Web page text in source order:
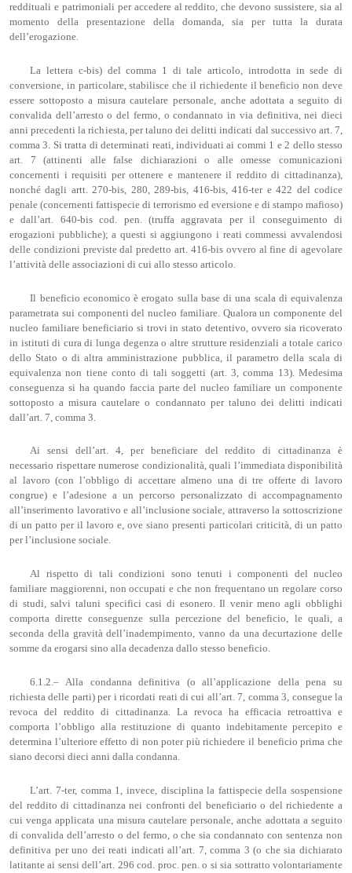
reddituali e patrimoniali per accedere al reddito, che devono sussistere, sia al
momento della presentazione della domanda, sia per tutta la durata
dell’erogazione.
La lettera c-bis) del comma 1 di tale articolo, introdotta in sede di
conversione, in particolare, stabilisce che il richiedente il beneficio non deve
essere sottoposto a misura cautelare personale, anche adottata a seguito di
convalida dell’arresto o del fermo, o condannato in via definitiva, nei dieci
anni precedenti la richiesta, per taluno dei delitti indicati dal successivo art. 7,
comma 3. Si tratta di determinati reati, individuati ai commi 1 e 2 dello stesso
art. 7 (attinenti alle false dichiarazioni o alle omesse comunicazioni
concernenti i requisiti per ottenere e mantenere il reddito di cittadinanza),
nonché dagli artt. 270-bis, 280, 289-bis, 416-bis, 416-ter e 422 del codice
penale (concernenti fattispecie di terrorismo ed eversione e di stampo mafioso)
e dall’art. 640-bis cod. pen. (truffa aggravata per il conseguimento di
erogazioni pubbliche); a questi si aggiungono i reati commessi avvalendosi
delle condizioni previste dal predetto art. 416-bis ovvero al fine di agevolare
l’attività delle associazioni di cui allo stesso articolo.
Il beneficio economico è erogato sulla base di una scala di equivalenza
parametrata sui componenti del nucleo familiare. Qualora un componente del
nucleo familiare beneficiario si trovi in stato detentivo, ovvero sia ricoverato
in istituti di cura di lunga degenza o altre strutture residenziali a totale carico
dello Stato o di altra amministrazione pubblica, il parametro della scala di
equivalenza non tiene conto di tali soggetti (art. 3, comma 13). Medesima
conseguenza si ha quando faccia parte del nucleo familiare un componente
sottoposto a misura cautelare o condannato per taluno dei delitti indicati
dall’art. 7, comma 3.
Ai sensi dell’art. 4, per beneficiare del reddito di cittadinanza è
necessario rispettare numerose condizionalità, quali l’immediata disponibilità
al lavoro (con l’obbligo di accettare almeno una di tre offerte di lavoro
congrue) e l’adesione a un percorso personalizzato di accompagnamento
all’inserimento lavorativo e all’inclusione sociale, attraverso la sottoscrizione
di un patto per il lavoro e, ove siano presenti particolari criticità, di un patto
per l’inclusione sociale.
Al rispetto di tali condizioni sono tenuti i componenti del nucleo
familiare maggiorenni, non occupati e che non frequentano un regolare corso
di studi, salvi taluni specifici casi di esonero. Il venir meno agli obblighi
comporta dirette conseguenze sulla percezione del beneficio, le quali, a
seconda della gravità dell’inadempimento, vanno da una decurtazione delle
somme da erogarsi sino alla decadenza dallo stesso beneficio.
6.1.2.– Alla condanna definitiva (o all’applicazione della pena su
richiesta delle parti) per i ricordati reati di cui all’art. 7, comma 3, consegue la
revoca del reddito di cittadinanza. La revoca ha efficacia retroattiva e
comporta l’obbligo alla restituzione di quanto indebitamente percepito e
determina l’ulteriore effetto di non poter più richiedere il beneficio prima che
siano decorsi dieci anni dalla condanna.
L’art. 7-ter, comma 1, invece, disciplina la fattispecie della sospensione
del reddito di cittadinanza nei confronti del beneficiario o del richiedente a
cui venga applicata una misura cautelare personale, anche adottata a seguito
di convalida dell’arresto o del fermo, o che sia condannato con sentenza non
definitiva per uno dei reati indicati all’art. 7, comma 3 (o che sia dichiarato
latitante ai sensi dell’art. 296 cod. proc. pen. o si sia sottratto volontariamente